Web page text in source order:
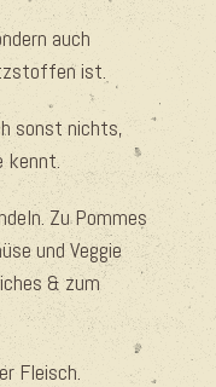
auch
ist.
sonst nichts,
kennt.
Zu Pommes
und Veggie
& zum
Fleisch.